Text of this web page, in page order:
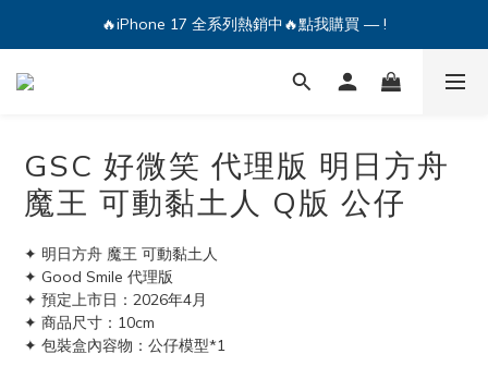
🔥iPhone 17 全系列熱銷中🔥點我購買 — !
🔥iPhone 17 全系列熱銷中🔥點我購買 — !
💕加入Q哥 Line 新好友領優惠券！🎫
GSC 好微笑 代理版 明日方舟
魔王 可動黏土人 Q版 公仔
✦ 明日方舟 魔王 可動黏土人
✦ Good Smile 代理版
✦ 預定上市日：2026年4月
✦ 商品尺寸：10cm
✦ 包裝盒內容物：公仔模型*1